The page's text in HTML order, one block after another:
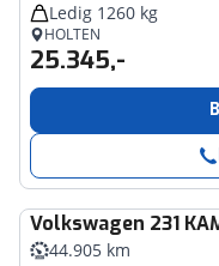
Ledig 1260 kg
HOLTEN
25.345,-
Volkswagen 231
44.905 km